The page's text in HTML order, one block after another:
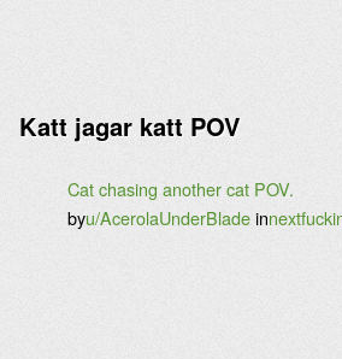
Katt jagar katt POV
Cat chasing another cat POV.
byu/AcerolaUnderBladein